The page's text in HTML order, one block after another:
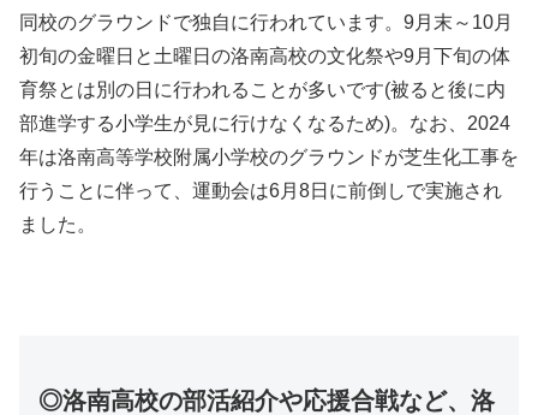
同校のグラウンドで独自に行われています。9月末～10月
初旬の金曜日と土曜日の洛南高校の文化祭や9月下旬の体
育祭とは別の日に行われることが多いです(被ると後に内
部進学する小学生が見に行けなくなるため)。なお、2024
年は洛南高等学校附属小学校のグラウンドが芝生化工事を
行うことに伴って、運動会は6月8日に前倒しで実施され
ました。
◎洛南高校の部活紹介や応援合戦など、洛